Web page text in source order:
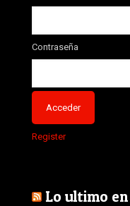
Contraseña
Register
Lo ultimo